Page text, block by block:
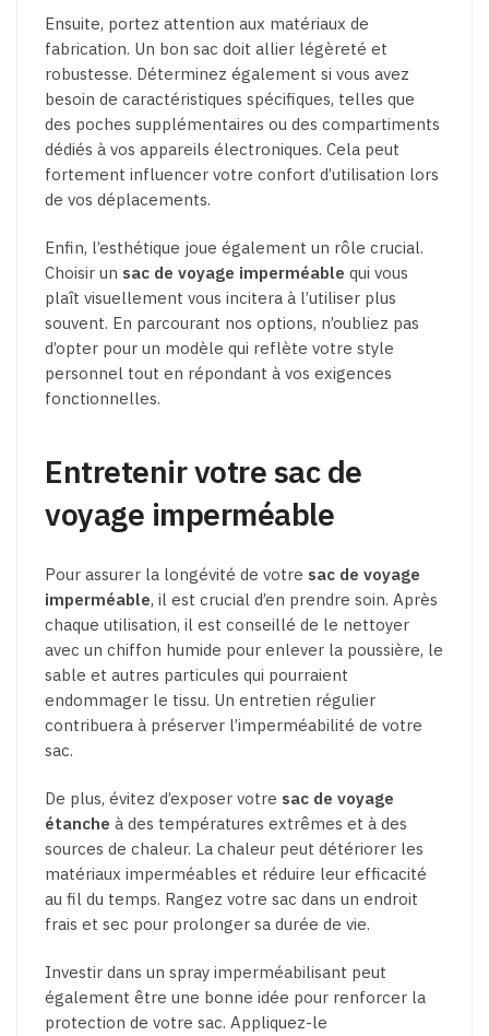
Ensuite, portez attention aux matériaux de
fabrication. Un bon sac doit allier légèreté et
robustesse. Déterminez également si vous avez
besoin de caractéristiques spécifiques, telles que
des poches supplémentaires ou des compartiments
dédiés à vos appareils électroniques. Cela peut
fortement influencer votre confort d’utilisation lors
de vos déplacements.
Enfin, l’esthétique joue également un rôle crucial.
Choisir un sac de voyage imperméable qui vous
plaît visuellement vous incitera à l’utiliser plus
souvent. En parcourant nos options, n’oubliez pas
d’opter pour un modèle qui reflète votre style
personnel tout en répondant à vos exigences
fonctionnelles.
Entretenir votre sac de
voyage imperméable
Pour assurer la longévité de votre sac de voyage
imperméable, il est crucial d’en prendre soin. Après
chaque utilisation, il est conseillé de le nettoyer
avec un chiffon humide pour enlever la poussière, le
sable et autres particules qui pourraient
endommager le tissu. Un entretien régulier
contribuera à préserver l’imperméabilité de votre
sac.
De plus, évitez d’exposer votre sac de voyage
étanche à des températures extrêmes et à des
sources de chaleur. La chaleur peut détériorer les
matériaux imperméables et réduire leur efficacité
au fil du temps. Rangez votre sac dans un endroit
frais et sec pour prolonger sa durée de vie.
Investir dans un spray imperméabilisant peut
également être une bonne idée pour renforcer la
protection de votre sac. Appliquez-le